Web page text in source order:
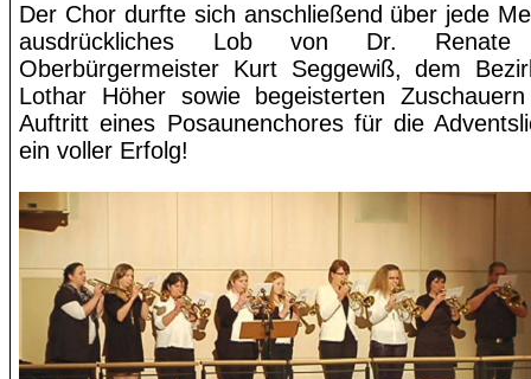
Der Chor durfte sich anschließend über jede
ausdrückliches Lob von Dr.
Oberbürgermeister Kurt Seggewiß, dem
Lothar Höher sowie begeisterten
Auftritt eines Posaunenchores für die
ein voller Erfolg!